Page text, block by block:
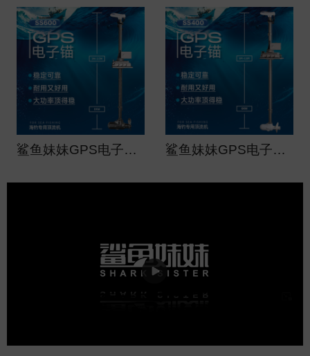
鲨鱼妹妹GPS电子锚（船用）大功率顶流机ss600 鲨鱼妹妹GPS电子锚（船用）大功率顶流机ss400